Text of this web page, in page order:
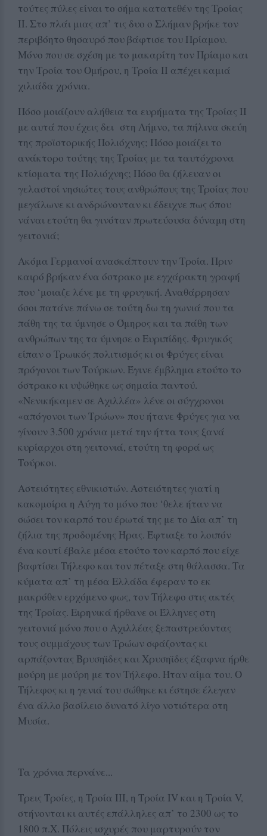
τούτες πύλες είναι το σήμα κατατεθέν της Τροίας
ΙΙ. Στο πλάι μιας απ’ τις δυο ο Σλήμαν βρήκε τον
περιβόητο θησαυρό που βάφτισε του Πρίαμου.
Μόνο που σε σχέση με το μακαρίτη τον Πρίαμο και
την Τροία του Ομήρου, η Τροία ΙΙ απέχει καμιά
χιλιάδα χρόνια.
Πόσο μοιάζουν αλήθεια τα ευρήματα της Τροίας ΙΙ
με αυτά που έχεις δει στη Λήμνο, τα πήλινα σκεύη
της προϊστορικής Πολιόχνης; Πόσο μοιάζει το
ανάκτορο τούτης της Τροίας με τα ταυτόχρονα
κτίσματα της Πολιόχνης; Πόσο θα ζήλευαν οι
γελαστοί νησιώτες τους ανθρώπους της Τροίας που
μεγάλωνε κι ανδρώνονταν κι έδειχνε πως όπου
νάναι ετούτη θα γινόταν πρωτεύουσα δύναμη στη
γειτονιά;
Ακόμα Γερμανοί ανασκάπτουν την Τροία. Πριν
καιρό βρήκαν ένα όστρακο με εγχάρακτη γραφή
που ‘μοιαζε λένε με τη φρυγική. Αναθάρρησαν
όσοι πατάνε πάνω σε τούτη δω τη γωνιά που τα
πάθη της τα ύμνησε ο Όμηρος και τα πάθη των
ανθρώπων της τα ύμνησε ο Ευριπίδης. Φρυγικός
είπαν ο Τρωικός πολιτισμός κι οι Φρύγες είναι
πρόγονοι των Τούρκων. Έγινε έμβλημα ετούτο το
όστρακο κι υψώθηκε ως σημαία παντού.
«Νενικήκαμεν σε Αχιλλέα» λένε οι σύγχρονοι
«απόγονοι των Τρώων» που ήτανε Φρύγες για να
γίνουν 3.500 χρόνια μετά την ήττα τους ξανά
κυρίαρχοι στη γειτονιά, ετούτη τη φορά ως
Τούρκοι.
Αστειότητες εθνικιστών. Αστειότητες γιατί η
κακομοίρα η Αύγη το μόνο που ‘θελε ήταν να
σώσει τον καρπό του έρωτά της με το Δία απ’ τη
ζήλια της προδομένης Ήρας. Έφτιαξε το λοιπόν
ένα κουτί έβαλε μέσα ετούτο τον καρπό που είχε
βαφτίσει Τήλεφο και τον πέταξε στη θάλασσα. Τα
κύματα απ’ τη μέσα Ελλάδα έφεραν το εκ
μακρόθεν ερχόμενο φως, τον Τήλεφο στις ακτές
της Τροίας. Ειρηνικά ήρθανε οι Έλληνες στη
γειτονιά μόνο που ο Αχιλλέας ξεπαστρεύοντας
τους συμμάχους των Τρώων σφάζοντας κι
αρπάζοντας Βρυσηϊδες και Χρυσηϊδες έξαφνα ήρθε
μούρη με μούρη με τον Τήλεφο. Ήταν αίμα του. Ο
Τήλεφος κι η γενιά του σώθηκε κι έστησε έλεγαν
ένα άλλο βασίλειο δυνατό λίγο νοτιότερα στη
Μυσία.
Τα χρόνια περνάνε...
Τρεις Τροίες, η Τροία ΙΙΙ, η Τροία ΙV και η Τροία V,
στήνονται κι αυτές επάλληλες απ’ το 2300 ως το
1800 π.Χ. Πόλεις ισχυρές που μαρτυρούν τον